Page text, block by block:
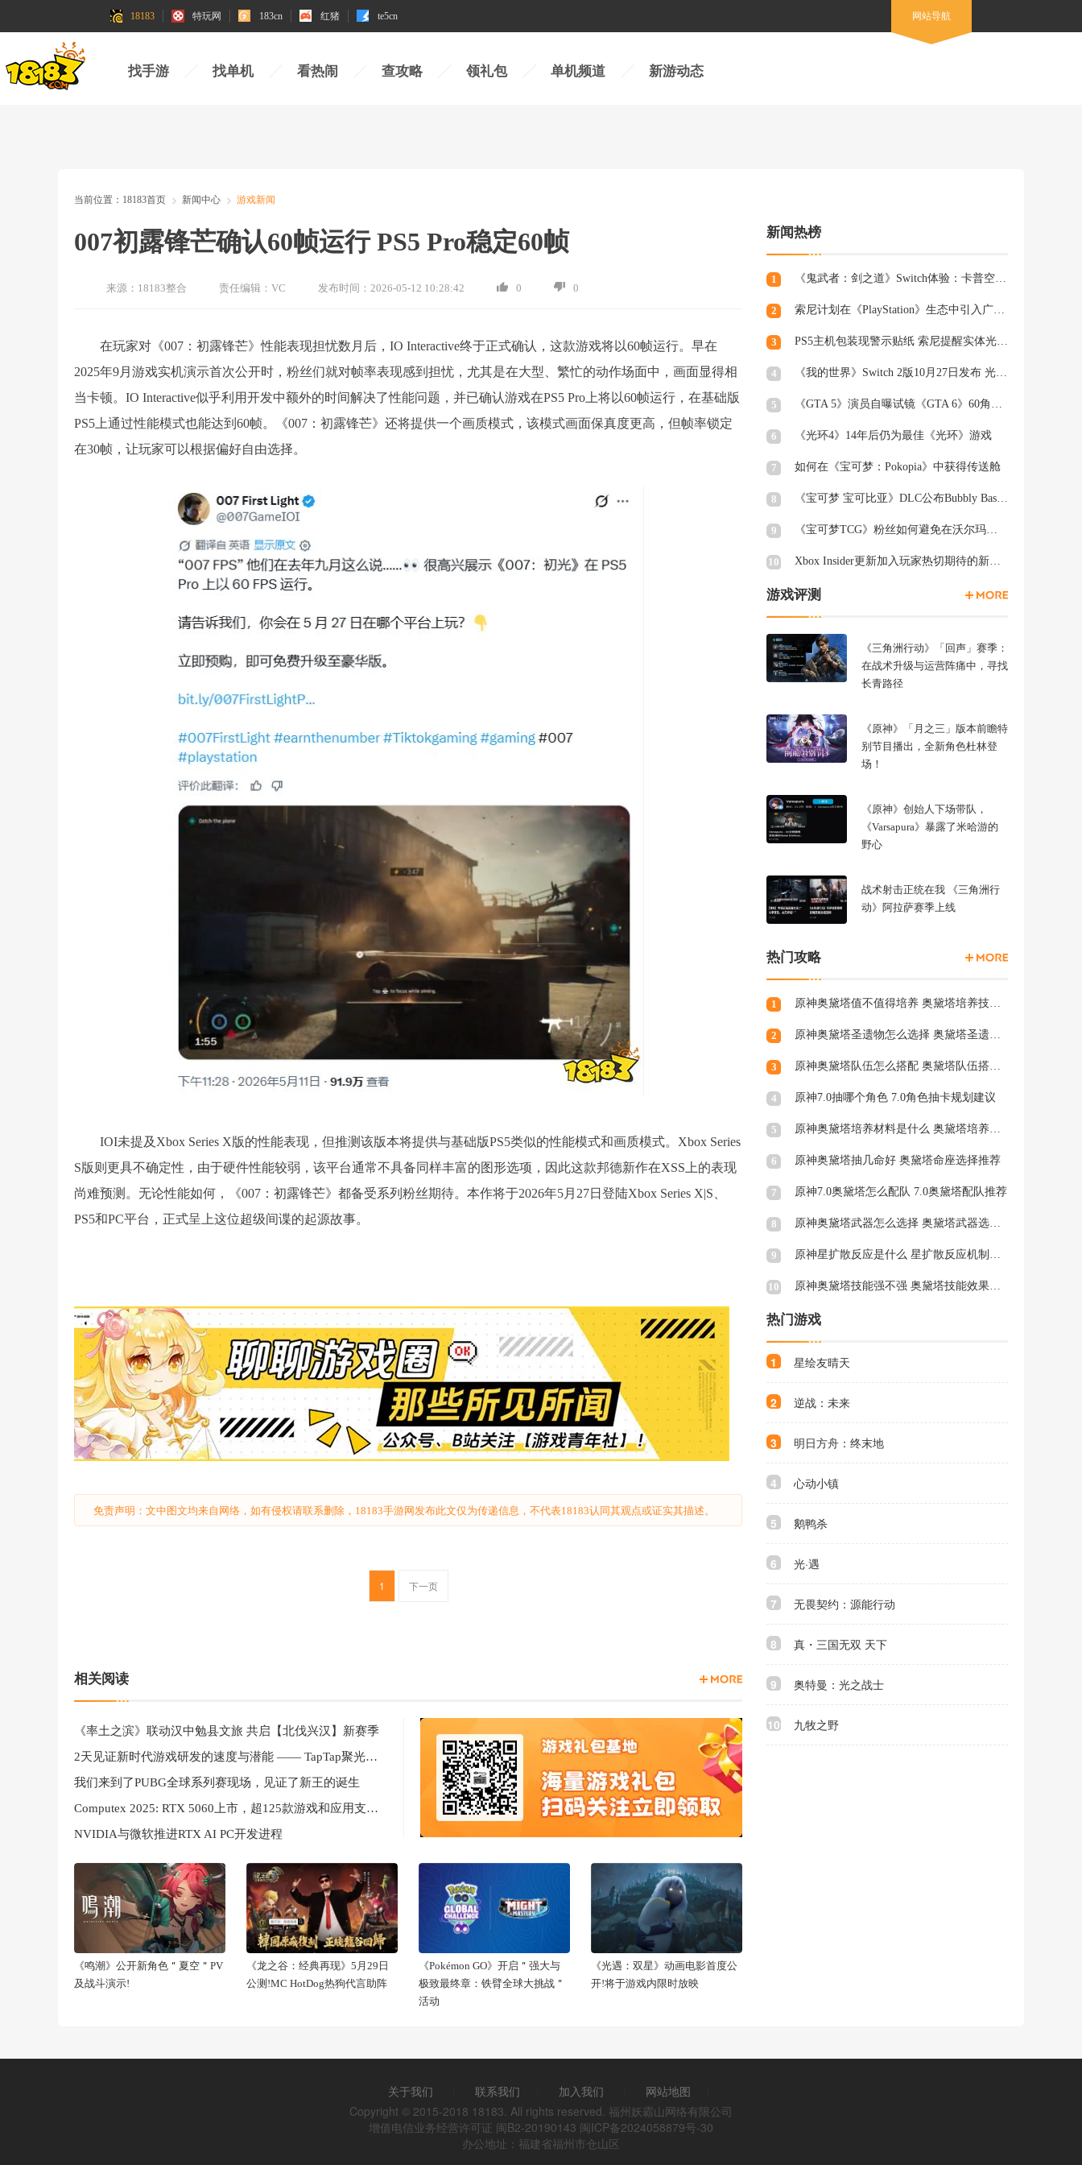
18183 特玩网 183cn 红猪 te5cn 网站导航
找手游 找单机 看热闹 查攻略 领礼包 单机频道 新游动态
当前位置： 18183首页 新闻中心 游戏新闻
007初露锋芒确认60帧运行 PS5 Pro稳定60帧
来源： 18183整合 责任编辑： VC 发布时间： 2026-05-12 10:28:42 0 0
在玩家对《007：初露锋芒》性能表现担忧数月后，IO Interactive终于正式确认，这款游戏将以60帧运行。早在
2025年9月游戏实机演示首次公开时，粉丝们就对帧率表现感到担忧，尤其是在大型、繁忙的动作场面中，画面显得相
当卡顿。IO Interactive似乎利用开发中额外的时间解决了性能问题，并已确认游戏在PS5 Pro上将以60帧运行，在基础版
PS5上通过性能模式也能达到60帧。《007：初露锋芒》还将提供一个画质模式，该模式画面保真度更高，但帧率锁定
在30帧，让玩家可以根据偏好自由选择。
IOI未提及Xbox Series X版的性能表现，但推测该版本将提供与基础版PS5类似的性能模式和画质模式。Xbox Series
S版则更具不确定性，由于硬件性能较弱，该平台通常不具备同样丰富的图形选项，因此这款邦德新作在XSS上的表现
尚难预测。无论性能如何，《007：初露锋芒》都备受系列粉丝期待。本作将于2026年5月27日登陆Xbox Series X|S、
PS5和PC平台，正式呈上这位超级间谍的起源故事。
免责声明：文中图文均来自网络，如有侵权请联系删除，18183手游网发布此文仅为传递信息，不代表18183认同其观点或证实其描述。
1 下一页
相关阅读
《率土之滨》联动汉中勉县文旅 共启【北伐兴汉】新赛季
2天见证新时代游戏研发的速度与潜能 —— TapTap聚光灯48小时GameJam开启报名
我们来到了PUBG全球系列赛现场，见证了新王的诞生
Computex 2025: RTX 5060上市，超125款游戏和应用支持DLSS 4
NVIDIA与微软推进RTX AI PC开发进程
《鸣潮》公开新角色＂夏空＂PV
及战斗演示!
《龙之谷：经典再现》5月29日
公测!MC HotDog热狗代言助阵
《Pokémon GO》开启＂强大与
极致最终章：铁臂全球大挑战＂
活动
《光遇：双星》动画电影首度公
开!将于游戏内限时放映
新闻热榜
1 《鬼武者：剑之道》Switch体验：卡普空的又一力作
2 索尼计划在《PlayStation》生态中引入广告，组建专业营销团队
3 PS5主机包装现警示贴纸 索尼提醒实体光盘生产将终止
4 《我的世界》Switch 2版10月27日发布 光照阴影升级
5 《GTA 5》演员自曝试镜《GTA 6》60角色均未获回复
6 《光环4》14年后仍为最佳《光环》游戏
7 如何在《宝可梦：Pokopia》中获得传送舱
8 《宝可梦 宝可比亚》DLC公布Bubbly Basin Habitat Dex列表
9 《宝可梦TCG》粉丝如何避免在沃尔玛周三被“烤”
10 Xbox Insider更新加入玩家热切期待的新功能
游戏评测
《三角洲行动》「回声」赛季：
在战术升级与运营阵痛中，寻找
长青路径
《原神》「月之三」版本前瞻特
别节目播出，全新角色杜林登
场！
《原神》创始人下场带队，
《Varsapura》暴露了米哈游的
野心
战术射击正统在我 《三角洲行
动》阿拉萨赛季上线
热门攻略
1 原神奥黛塔值不值得培养 奥黛塔培养技巧分享
2 原神奥黛塔圣遗物怎么选择 奥黛塔圣遗物词条选择攻略
3 原神奥黛塔队伍怎么搭配 奥黛塔队伍搭配推荐
4 原神7.0抽哪个角色 7.0角色抽卡规划建议
5 原神奥黛塔培养材料是什么 奥黛塔培养材料一览
6 原神奥黛塔抽几命好 奥黛塔命座选择推荐
7 原神7.0奥黛塔怎么配队 7.0奥黛塔配队推荐
8 原神奥黛塔武器怎么选择 奥黛塔武器选择推荐
9 原神星扩散反应是什么 星扩散反应机制与特点介绍
10 原神奥黛塔技能强不强 奥黛塔技能效果介绍
热门游戏
1 星绘友晴天
2 逆战：未来
3 明日方舟：终末地
4 心动小镇
5 鹅鸭杀
6 光·遇
7 无畏契约：源能行动
8 真・三国无双 天下
9 奥特曼：光之战士
10 九牧之野
关于我们 联系我们 加入我们 网站地图
Copyright © 2015-2018 18183. All rights reserved. 福州妖霸山网络有限公司
增值电信业务经营许可证 闽B2-20190143 闽ICP备2024058879号-30
办公地址：福建省福州市仓山区